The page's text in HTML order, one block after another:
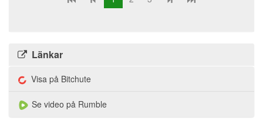
Länkar
Visa på Bitchute
Se video på Rumble